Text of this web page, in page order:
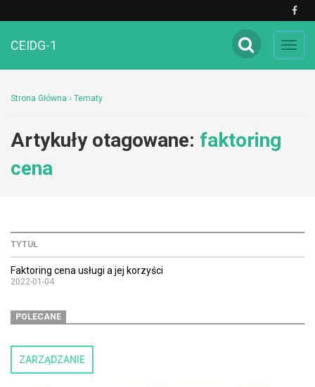
CEIDG-1
Strona Główna Tematy
Artykuły otagowane: faktoring
cena
TYTUŁ
Faktoring cena usługi a jej korzyści
2022-01-04
POLECANE
ZARZĄDZANIE